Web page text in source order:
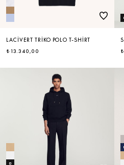
LACIVERT TRIKO POLO T-SHIRT
₺ 13.340,00